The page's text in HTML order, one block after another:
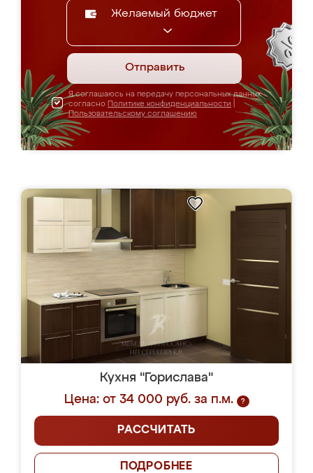
Желаемый бюджет
Отправить
Я соглашаюсь на передачу персональных данных
согласно Политике конфиденциальности
Пользовательскому соглашению
Кухня "Горислава"
Цена: от 34 000 руб. за п.м.
?
РАССЧИТАТЬ
ПОДРОБНЕЕ